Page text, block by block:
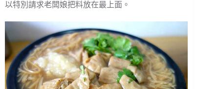
以特別請求老闆娘把料放在最上面。